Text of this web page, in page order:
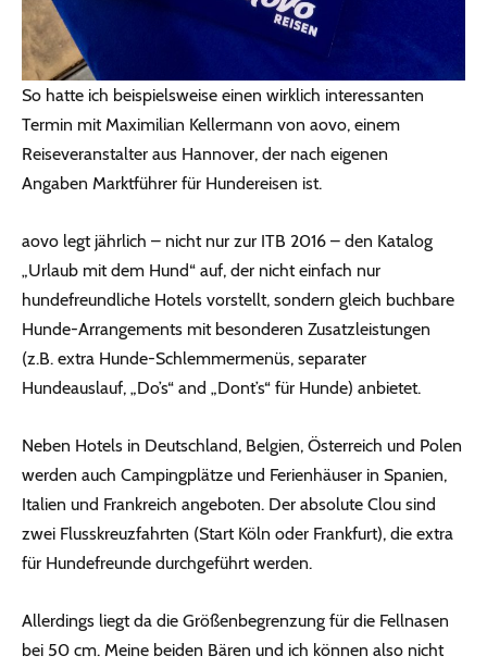
So hatte ich beispielsweise einen wirklich interessanten
Termin mit Maximilian Kellermann von aovo, einem
Reiseveranstalter aus Hannover, der nach eigenen
Angaben Marktführer für Hundereisen ist.
aovo legt jährlich – nicht nur zur ITB 2016 – den Katalog
„Urlaub mit dem Hund“ auf, der nicht einfach nur
hundefreundliche Hotels vorstellt, sondern gleich buchbare
Hunde-Arrangements mit besonderen Zusatzleistungen
(z.B. extra Hunde-Schlemmermenüs, separater
Hundeauslauf, „Do’s“ and „Dont’s“ für Hunde) anbietet.
Neben Hotels in Deutschland, Belgien, Österreich und Polen
werden auch Campingplätze und Ferienhäuser in Spanien,
Italien und Frankreich angeboten. Der absolute Clou sind
zwei Flusskreuzfahrten (Start Köln oder Frankfurt), die extra
für Hundefreunde durchgeführt werden.
Allerdings liegt da die Größenbegrenzung für die Fellnasen
bei 50 cm. Meine beiden Bären und ich können also nicht